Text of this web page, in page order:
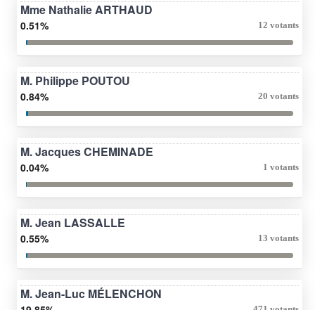
Mme Nathalie ARTHAUD
0.51% 12 votants
M. Philippe POUTOU
0.84% 20 votants
M. Jacques CHEMINADE
0.04% 1 votants
M. Jean LASSALLE
0.55% 13 votants
M. Jean-Luc MÉLENCHON